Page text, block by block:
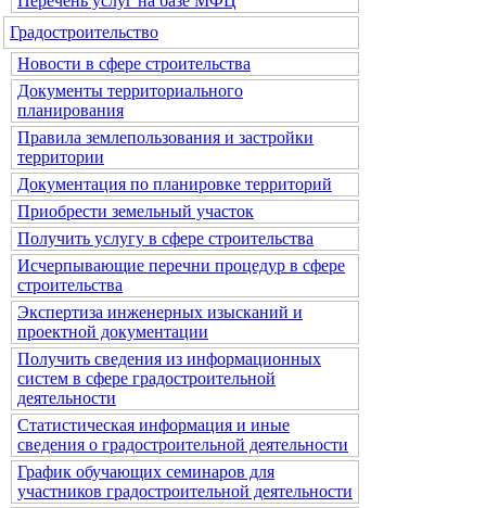
Градостроительство
Новости в сфере строительства
Документы территориального
планирования
Правила землепользования и застройки
территории
Документация по планировке территорий
Приобрести земельный участок
Получить услугу в сфере строительства
Исчерпывающие перечни процедур в сфере
строительства
Экспертиза инженерных изысканий и
проектной документации
Получить сведения из информационных
систем в сфере градостроительной
деятельности
Статистическая информация и иные
сведения о градостроительной деятельности
График обучающих семинаров для
участников градостроительной деятельности